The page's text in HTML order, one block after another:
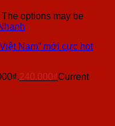
options may be
Nam” mới cực hot
240.000₫Current